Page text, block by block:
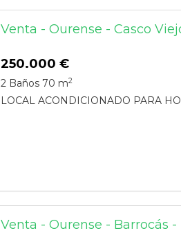
Venta - Ourense - Casco
250.000 €
2 Baños 70 m2
LOCAL ACONDICIONADO PARA
Venta - Ourense - Barrocás -